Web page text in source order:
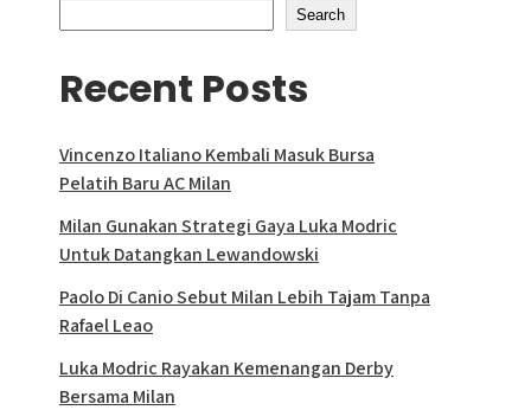
Search
Recent Posts
Vincenzo Italiano Kembali Masuk Bursa
Pelatih Baru AC Milan
Milan Gunakan Strategi Gaya Luka Modric
Untuk Datangkan Lewandowski
Paolo Di Canio Sebut Milan Lebih Tajam Tanpa
Rafael Leao
Luka Modric Rayakan Kemenangan Derby
Bersama Milan